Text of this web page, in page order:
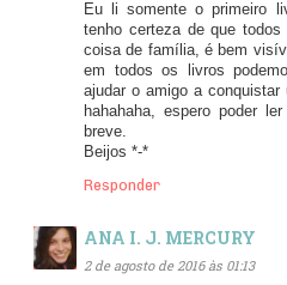
Eu li somente o primeiro
tenho certeza de que
coisa de família, é bem
em todos os livros
ajudar o amigo a
hahahaha, espero poder
breve.
Beijos *-*
Responder
ANA I. J. MERCURY
2 de agosto de 2016 às 01:13